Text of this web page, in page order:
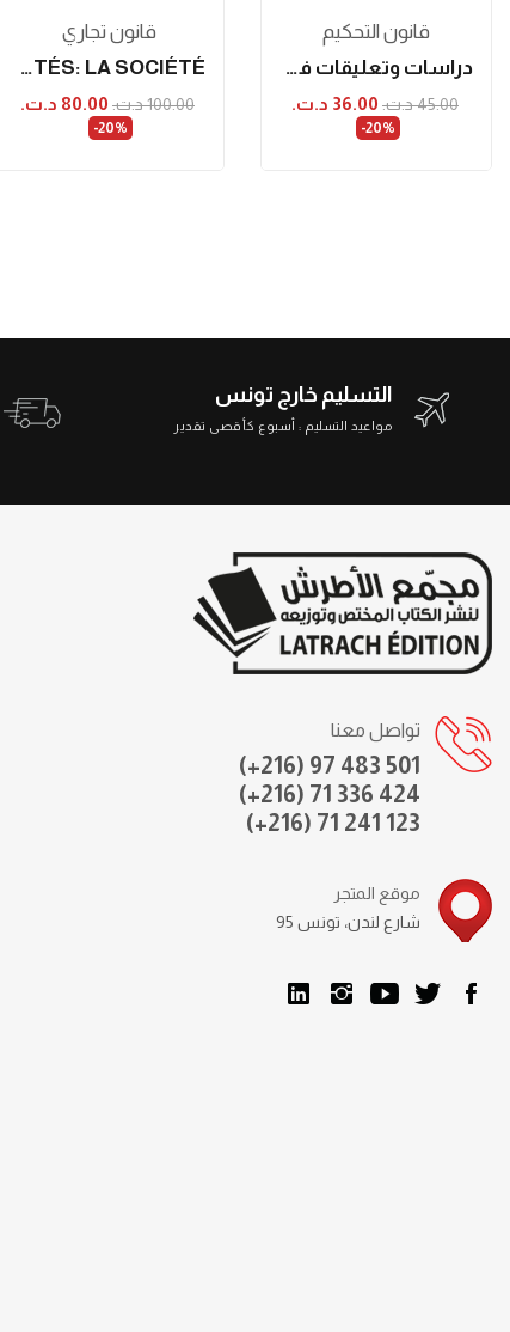
قانون تجاري
PRÉCIS DE DROIT DES SOCIÉTÉS: LA SOCIÉTÉ...
100.00 د.ت.‏ 80.00 د.ت.‏
‎-20%
قانون التحكيم
دراسات وتعليقات في قانون التحكيم الداخلي والدولي
45.00 د.ت.‏ 36.00 د.ت.‏
‎-20%
التسليم خارج تونس
مواعيد التسليم : أسبوع كأقصى تقدير
تواصل معنا
(+216) 97 483 501
(+216) 71 336 424
(+216) 71 241 123
موقع المتجر
95 شارع لندن، تونس